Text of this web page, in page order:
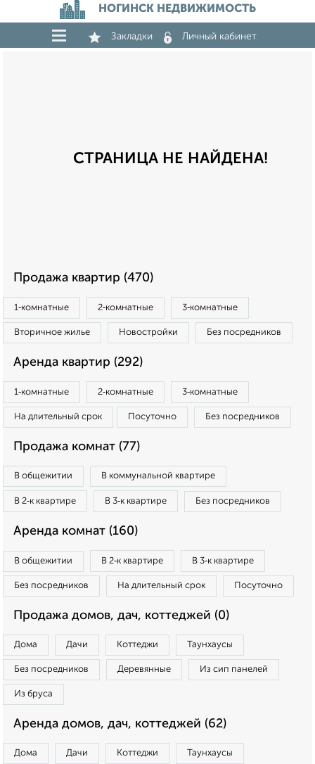
НОГИНСК НЕДВИЖИМОСТЬ
Закладки Личный кабинет
СТРАНИЦА НЕ НАЙДЕНА!
Продажа квартир (470)
1‑комнатные 2‑комнатные 3‑комнатные
Вторичное жилье Новостройки Без посредников
Аренда квартир (292)
1‑комнатные 2‑комнатные 3‑комнатные
На длительный срок Посуточно Без посредников
Продажа комнат (77)
В общежитии В коммунальной квартире
В 2‑к квартире В 3‑к квартире Без посредников
Аренда комнат (160)
В общежитии В 2‑к квартире В 3‑к квартире
Без посредников На длительный срок Посуточно
Продажа домов, дач, коттеджей (0)
Дома Дачи Коттеджи Таунхаусы
Без посредников Деревянные Из сип панелей
Из бруса
Аренда домов, дач, коттеджей (62)
Дома Дачи Коттеджи Таунхаусы